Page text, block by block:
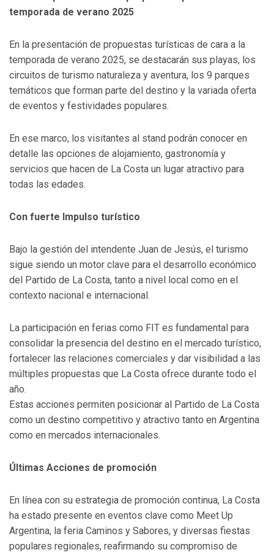
temporada de verano 2025
En la presentación de propuestas turísticas de cara a la
temporada de verano 2025, se destacarán sus playas, los
circuitos de turismo naturaleza y aventura, los 9 parques
temáticos que forman parte del destino y la variada oferta
de eventos y festividades populares.
En ese marco, los visitantes al stand podrán conocer en
detalle las opciones de alojamiento, gastronomía y
servicios que hacen de La Costa un lugar atractivo para
todas las edades.
Con fuerte Impulso turístico
Bajo la gestión del intendente Juan de Jesús, el turismo
sigue siendo un motor clave para el desarrollo económico
del Partido de La Costa, tanto a nivel local como en el
contexto nacional e internacional.
La participación en ferias como FIT es fundamental para
consolidar la presencia del destino en el mercado turístico,
fortalecer las relaciones comerciales y dar visibilidad a las
múltiples propuestas que La Costa ofrece durante todo el
año.
Estas acciones permiten posicionar al Partido de La Costa
como un destino competitivo y atractivo tanto en Argentina
como en mercados internacionales.
Últimas Acciones de promoción
En línea con su estrategia de promoción continua, La Costa
ha estado presente en eventos clave como Meet Up
Argentina, la feria Caminos y Sabores, y diversas fiestas
populares regionales, reafirmando su compromiso de